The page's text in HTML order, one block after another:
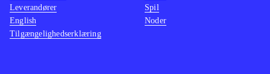
Leverandører
English
Tilgængelighedserklæring
Spil
Noder